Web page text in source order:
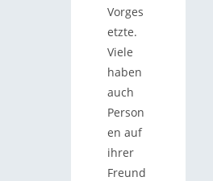
Vorges
etzte.
Viele
haben
auch
Person
en auf
ihrer
Freund